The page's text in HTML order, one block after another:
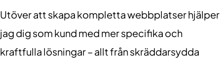
Utöver att skapa kompletta webbplatser hjälper
jag dig som kund med mer specifika och
kraftfulla lösningar – allt från skräddarsydda